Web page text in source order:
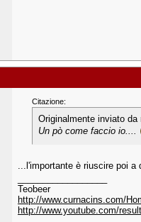
Citazione:
Originalmente inviato da
Un pò come faccio io....
...l'importante è riuscire poi
Teobeer
http://www.curnacins.com/
http://www.youtube.com/